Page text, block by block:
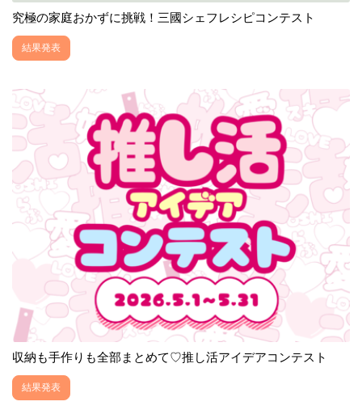
究極の家庭おかずに挑戦！三國シェフレシピコンテスト
結果発表
収納も手作りも全部まとめて♡推し活アイデアコンテスト
結果発表